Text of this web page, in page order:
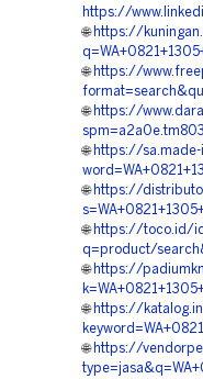
https://
🌐 https://
🌐 https://
🌐 https://
🌐 https://
🌐 https://
🌐 https://toco.id/
q=product/
🌐 https://
🌐 https://
🌐 https://